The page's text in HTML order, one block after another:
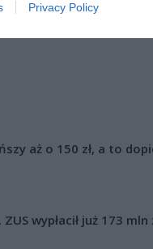
Privacy Policy
aż o 150 zł, a to
wypłacił już 173 mln